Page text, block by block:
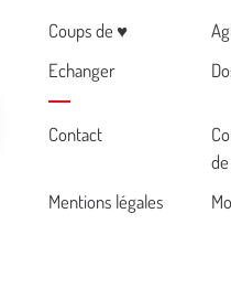
Menu
Coups de ♥
Echanger
Cemea
footer
Contact
Mentions légales